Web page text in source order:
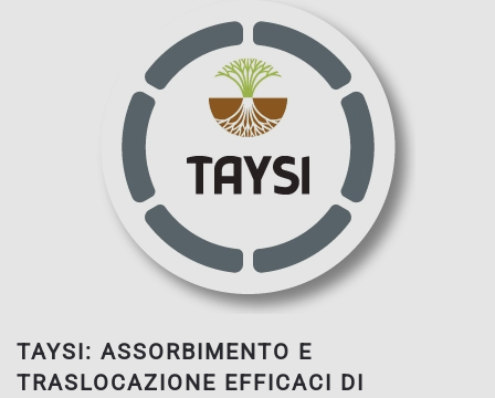
TAYSI: ASSORBIMENTO E
TRASLOCAZIONE EFFICACI DI